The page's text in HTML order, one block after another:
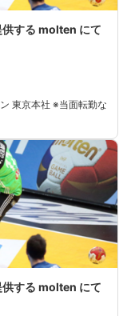
する molten にて
東京本社 ※当⾯転勤な
する molten にて